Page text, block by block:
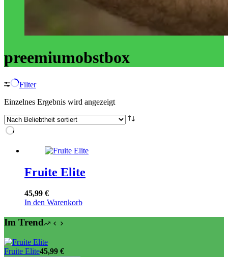
preemiumobstbox
Filter
Einzelnes Ergebnis wird angezeigt
Fruite Elite
45,99 €
In den Warenkorb
Im Trend
Fruite Elite45,99 €